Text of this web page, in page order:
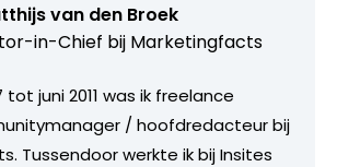
van den Broek
in-Chief bij Marketingfacts
tot juni 2011 was ik freelance
/ hoofdredacteur bij
Tussendoor werkte ik bij Insites